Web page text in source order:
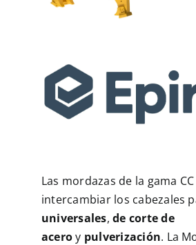
Las mordazas de la gama
intercambiar los cabezales
universales, de corte de
aceroy pulverización. La